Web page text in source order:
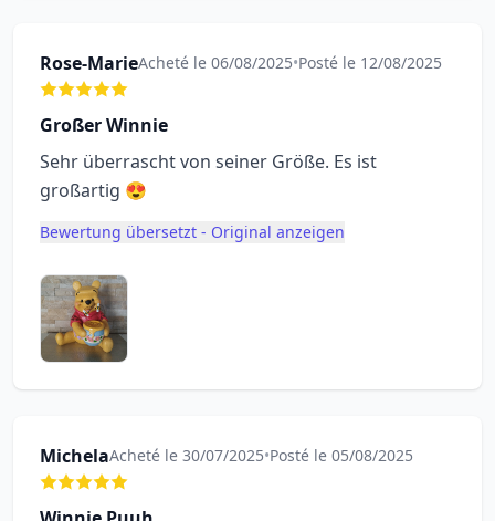
Rose-MarieAcheté le 06/08/2025•Posté le 12/08/2025
Großer Winnie
Sehr überrascht von seiner Größe. Es ist
großartig 😍
Bewertung übersetzt - Original anzeigen
MichelaAcheté le 30/07/2025•Posté le 05/08/2025